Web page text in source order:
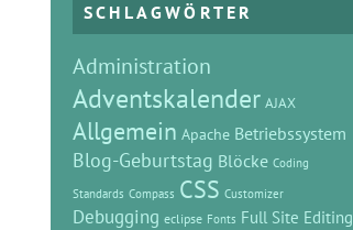
SCHLAGWÖRTER
Administration
Adventskalender AJAX
Allgemein Apache Betriebssystem
Blog-Geburtstag Blöcke Coding
Standards Compass CSS Customizer
Debugging eclipse Fonts Full Site Editing